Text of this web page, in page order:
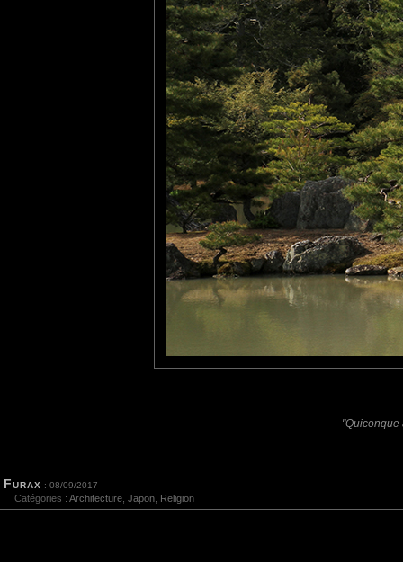
"Quiconque
Furax : 08/09/2017
Catégories : Architecture Japon Religion
Le bâtiment est
chaussée.
Il sert de shariden,
Le temple est inscrit au
Très jolie vue avec une
Laisser un commentaire
Nom
E-mail